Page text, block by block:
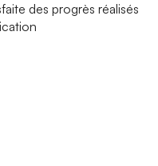
des progrès réalisés